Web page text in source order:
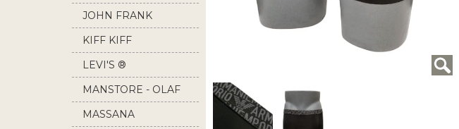
JOHN FRANK
KIFF KIFF
LEVI'S ®
MANSTORE - OLAF
BENZ
MASSANA